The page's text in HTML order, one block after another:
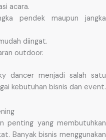
acara.
pendek maupun jangka
diingat.
outdoor.
dancer menjadi salah satu
kebutuhan bisnis dan event.
penting yang membutuhkan
Banyak bisnis menggunakan